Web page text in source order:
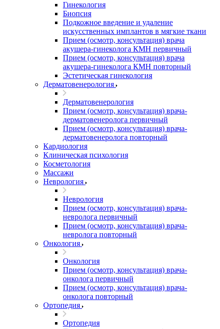
Гинекология
Биопсия
Подкожное введение и удаление
искусственных имплантов в мягкие ткани
Прием (осмотр, консультация) врача
акушера-гинеколога КМН первичный
Прием (осмотр, консультация) врача
акушера-гинеколога КМН повторный
Эстетическая гинекология
Дерматовенерология
Дерматовенерология
Прием (осмотр, консультация) врача-
дерматовенеролога первичный
Прием (осмотр, консультация) врача-
дерматовенеролога повторный
Кардиология
Клиническая психология
Косметология
Массажи
Неврология
Неврология
Прием (осмотр, консультация) врача-
невролога первичный
Прием (осмотр, консультация) врача-
невролога повторный
Онкология
Онкология
Прием (осмотр, консультация) врача-
онколога первичный
Прием (осмотр, консультация) врача-
онколога повторный
Ортопедия
Ортопедия